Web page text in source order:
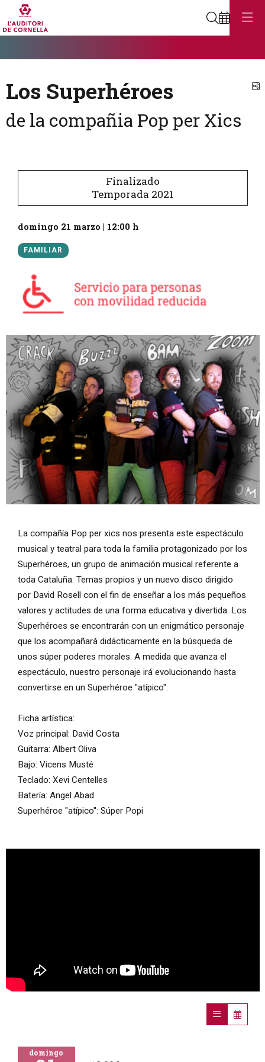
Buscar
Los Superhéroes
de la compañia Pop per Xics
Finalizado
Temporada 2021
domingo 21 marzo | 12:00 h
FAMILIAR
La compañía Pop per xics nos presenta este espectáculo
musical y teatral para toda la familia protagonizado por los
Superhéroes, un grupo de animación musical referente a
toda Cataluña. Temas propios y un nuevo disco dirigido
por David Rosell con el fin de enseñar a los más pequeños
valores y actitudes de una forma educativa y divertida. Los
Superhéroes se encontrarán con un enigmático personaje
que los acompañará didácticamente en la búsqueda de
unos súper poderes morales. A medida que avanza el
espectáculo, nuestro personaje irá evolucionando hasta
convertirse en un Superhéroe "atípico".
Ficha artística:
Voz principal: David Costa
Guitarra: Albert Oliva
Bajo: Vicens Musté
Teclado: Xevi Centelles
Batería: Angel Abad
Superhéroe "atípico": Súper Popi
domingo